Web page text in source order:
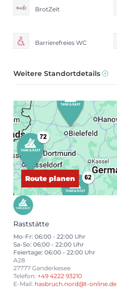
BrotZeit
Barrierefreies WC
Weitere Standortdetails
Route planen
Raststätte
Mo-Fr: 06:00 - 22:00 Uhr
Sa-So: 06:00 - 22:00 Uhr
Feiertage: 06:00 - 22:00 Uhr
A28
27777 Ganderkesee
Telefon: +49 4222 93210
E-Mail: hasbruch.nord@t-online.de